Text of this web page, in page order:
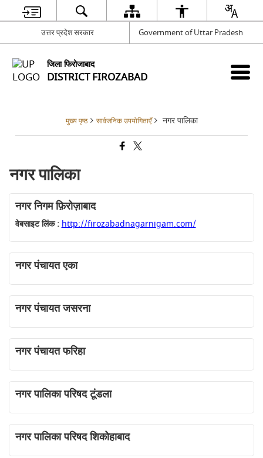
उत्तर प्रदेश सरकार Government of Uttar Pradesh
जिला फिरोजाबाद
DISTRICT FIROZABAD
मुख्य पृष्ठ सार्वजनिक उपयोगिताएँ नगर पालिका
नगर पालिका
नगर निगम फ़िरोज़ाबाद
वेबसाइट लिंक : http://firozabadnagarnigam.com/
नगर पंचायत एका
नगर पंचायत जसरना
नगर पंचायत फरिहा
नगर पालिका परिषद टूंडला
नगर पालिका परिषद शिकोहाबाद